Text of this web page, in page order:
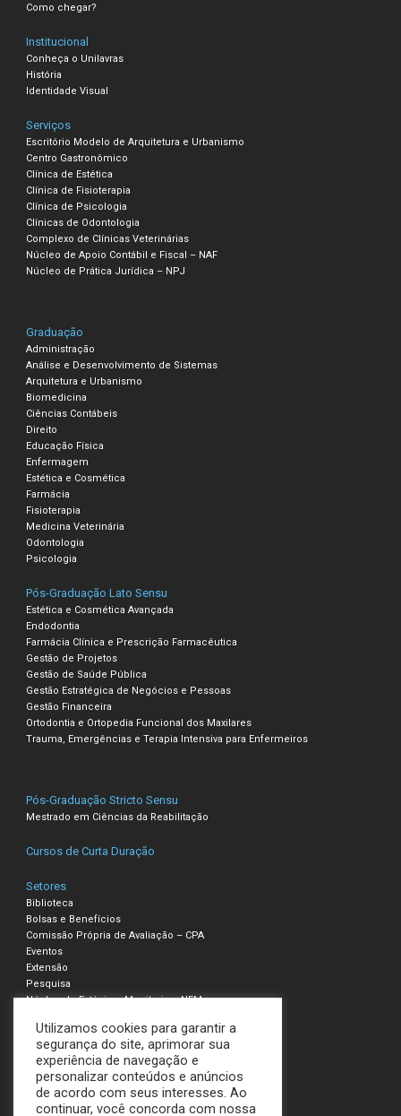
Como chegar?
Institucional
Conheça o Unilavras
História
Identidade Visual
Serviços
Escritório Modelo de Arquitetura e Urbanismo
Centro Gastronômico
Clínica de Estética
Clínica de Fisioterapia
Clínica de Psicologia
Clínicas de Odontologia
Complexo de Clínicas Veterinárias
Núcleo de Apoio Contábil e Fiscal – NAF
Núcleo de Prática Jurídica – NPJ
Graduação
Administração
Análise e Desenvolvimento de Sistemas
Arquitetura e Urbanismo
Biomedicina
Ciências Contábeis
Direito
Educação Física
Enfermagem
Estética e Cosmética
Farmácia
Fisioterapia
Medicina Veterinária
Odontologia
Psicologia
Pós-Graduação Lato Sensu
Estética e Cosmética Avançada
Endodontia
Farmácia Clínica e Prescrição Farmacêutica
Gestão de Projetos
Gestão de Saúde Pública
Gestão Estratégica de Negócios e Pessoas
Gestão Financeira
Ortodontia e Ortopedia Funcional dos Maxilares
Trauma, Emergências e Terapia Intensiva para Enfermeiros
Pós-Graduação Stricto Sensu
Mestrado em Ciências da Reabilitação
Cursos de Curta Duração
Setores
Biblioteca
Bolsas e Benefícios
Comissão Própria de Avaliação – CPA
Eventos
Extensão
Pesquisa
Núcleo de Estágio e Monitoria – NEM
Compliance – Ouvidoria
Política de Privacidade e Cookies
Termos de Uso
Utilizamos cookies para garantir a
segurança do site, aprimorar sua
experiência de navegação e
personalizar conteúdos e anúncios
de acordo com seus interesses. Ao
continuar, você concorda com nossa